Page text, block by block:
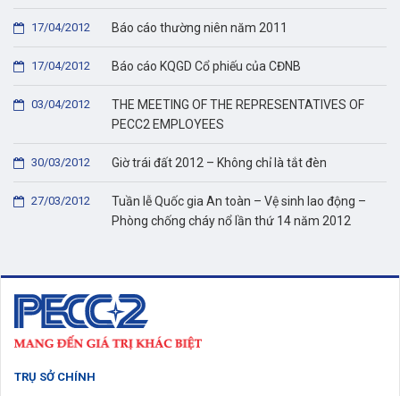
Báo cáo thường niên năm 2011
17/04/2012
Báo cáo KQGD Cổ phiếu của CĐNB
17/04/2012
THE MEETING OF THE REPRESENTATIVES OF
PECC2 EMPLOYEES
03/04/2012
Giờ trái đất 2012 – Không chỉ là tắt đèn
30/03/2012
Tuần lễ Quốc gia An toàn – Vệ sinh lao động –
Phòng chống cháy nổ lần thứ 14 năm 2012
27/03/2012
TRỤ SỞ CHÍNH